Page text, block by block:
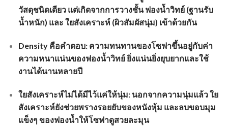
วัสดุชนิดเดียว แต่เกิดจากการวางชั้น ฟองน้ำวิทย์ (ฐานรับ
น้ำหนัก) และ ใยสังเคราะห์ (ผิวสัมผัสนุ่ม) เข้าด้วยกัน
Density คือคำตอบ: ความทนทานของโซฟาขึ้นอยู่กับค่า
ความหนาแน่นของฟองน้ำวิทย์ ยิ่งแน่นยิ่งยุบยากและใช้
งานได้นานหลายปี
ใยสังเคราะห์ไม่ได้มีไว้แค่ให้นุ่ม: นอกจากความนุ่มแล้ว ใย
สังเคราะห์ยังช่วยพรางรอยยับของหนังหุ้ม และลบขอบมุม
แข็งๆ ของฟองน้ำให้โซฟาดูสวยละมุน